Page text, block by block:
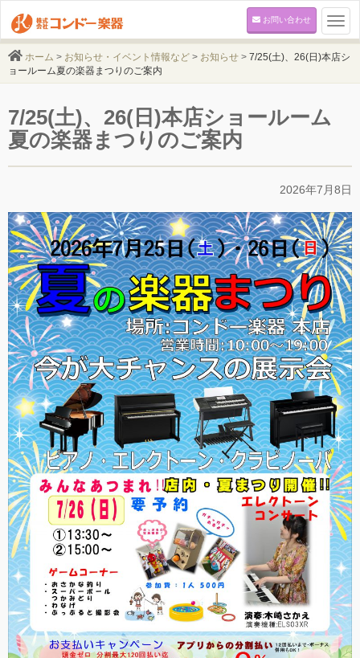
お問い合わせ
ホーム > お知らせ・イベント情報など > お知らせ > 7/25(土)、26(日)本店シ
ョールーム夏の楽器まつりのご案内
7/25(土)、26(日)本店ショールーム
夏の楽器まつりのご案内
2026年7月8日